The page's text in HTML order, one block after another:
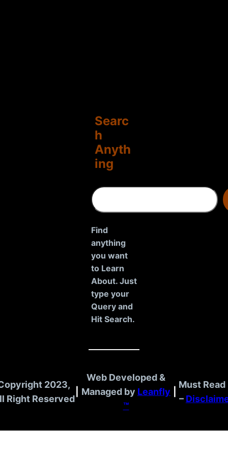
Searc
h
Anyth
ing
S
e
r
c
h
Find
anything
you want
to Learn
About. Just
type your
Query and
Hit Search.
2023,
Right Reserved
Web Developed &
Managed by Leanfly
™
Must Read
–